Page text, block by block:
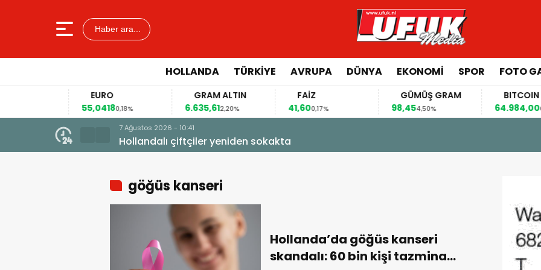
Haber ara...
HOLLANDA TÜRKIYE AVRUPA DÜNYA EKONOMI SPOR FOTO
EURO
55,04180,18%
GRAM ALTIN
6.635,612,20%
FAİZ
41,600,17%
GÜMÜŞ GRAM
98,454,50%
BITCOIN
64.984,00
7 Ağustos 2026 - 10:41
Hollandalı çiftçiler yeniden sokakta
göğüs kanseri
Hollanda’da göğüs kanseri
skandalı: 60 bin kişi tazminat